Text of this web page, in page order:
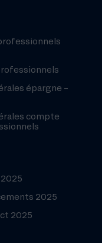
épargne –
compte
2025
2025